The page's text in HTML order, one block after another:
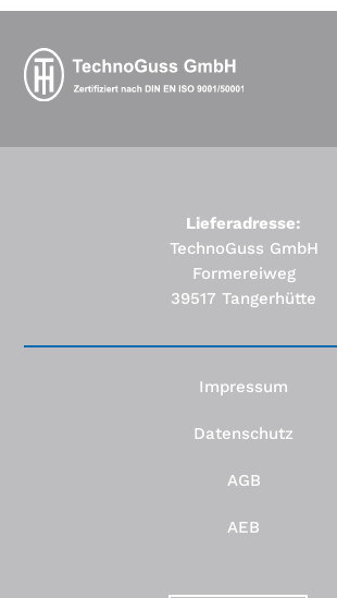
Lieferadresse:
TechnoGuss GmbH
Formereiweg
39517 Tangerhütte
Impressum
Datenschutz
AGB
AEB